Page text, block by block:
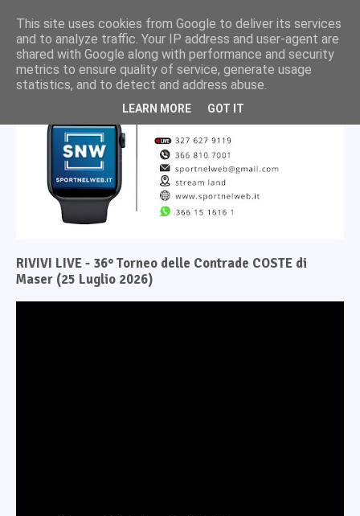
RIVIVI LIVE - 36° Torneo delle Contrade COSTE di
Maser (25 Luglio 2026)
This site uses cookies from Google to deliver its services
and to analyze traffic. Your IP address and user-agent are
shared with Google along with performance and security
metrics to ensure quality of service, generate usage
statistics, and to detect and address abuse.
LEARN MORE GOT IT